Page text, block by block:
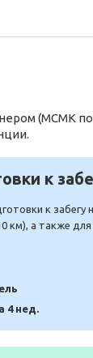
(МСМК
к
к забегу
км), а также
4 нед.